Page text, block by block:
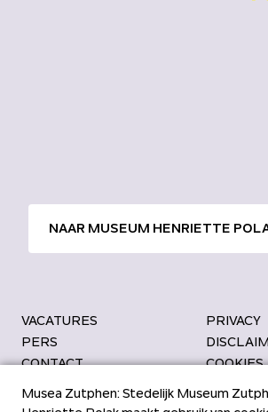
Musea Zutphen: Stedelijk Museum
NAAR MUSEUM HENRIETTE
Bezoekadres
VACATURES
PERS
CONTACT
PRIVACY
COOKIES